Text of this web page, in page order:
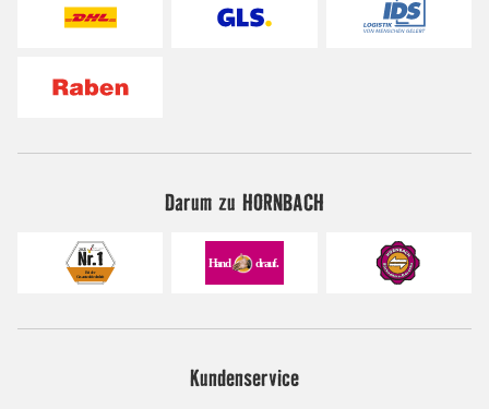
Darum zu HORNBACH
Kundenservice